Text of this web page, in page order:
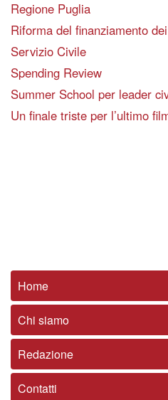
Regione Puglia
Riforma del finanziamento
Servizio Civile
Spending Review
Summer School per leader
Un finale triste per l’ultimo
Home
Chi siamo
Redazione
Contatti